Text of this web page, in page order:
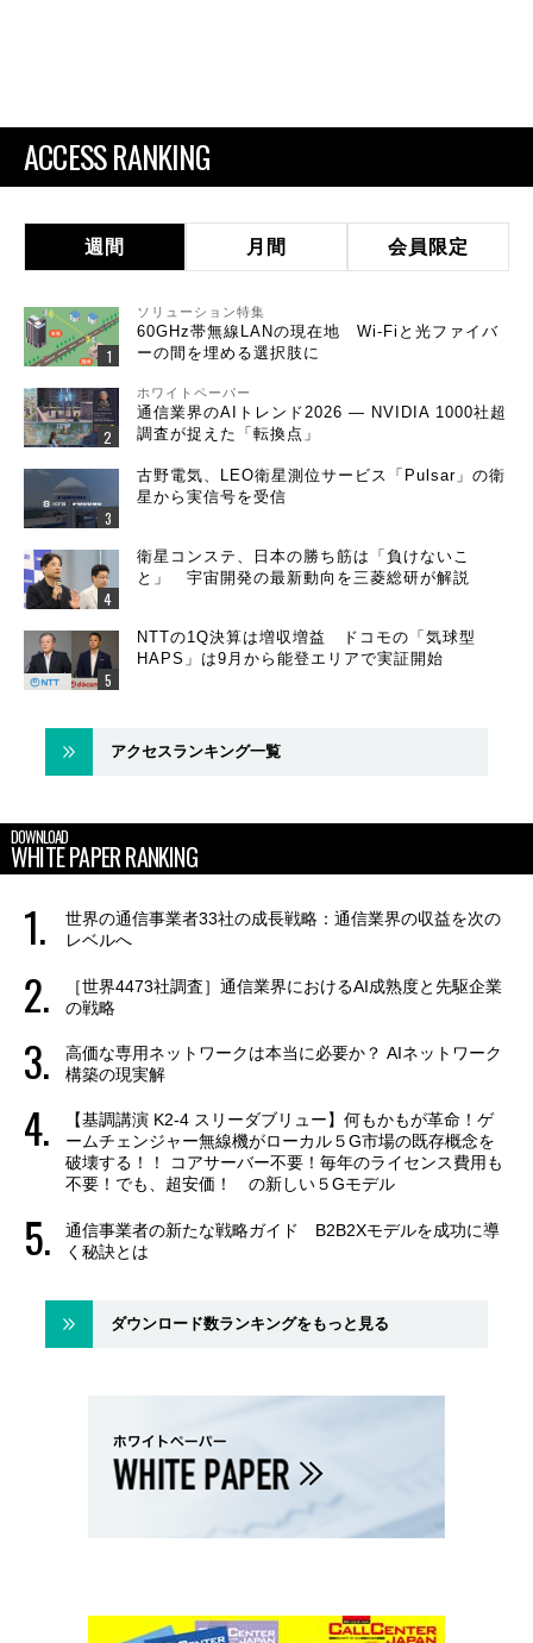
ACCESS RANKING
週間 月間 会員限定
ソリューション特集
60GHz帯無線LANの現在地 Wi-Fiと光ファイバ
ーの間を埋める選択肢に
ホワイトペーパー
通信業界のAIトレンド2026 ― NVIDIA 1000社超
調査が捉えた「転換点」
古野電気、LEO衛星測位サービス「Pulsar」の衛
星から実信号を受信
衛星コンステ、日本の勝ち筋は「負けないこ
と」 宇宙開発の最新動向を三菱総研が解説
NTTの1Q決算は増収増益 ドコモの「気球型
HAPS」は9月から能登エリアで実証開始
アクセスランキング一覧
DOWNLOAD
WHITE PAPER RANKING
世界の通信事業者33社の成長戦略：通信業界の収益を次の
レベルへ
［世界4473社調査］通信業界におけるAI成熟度と先駆企業
の戦略
高価な専用ネットワークは本当に必要か？ AIネットワーク
構築の現実解
【基調講演 K2-4 スリーダブリュー】何もかもが革命！ゲ
ームチェンジャー無線機がローカル５G市場の既存概念を
破壊する！！ コアサーバー不要！毎年のライセンス費用も
不要！でも、超安価！ の新しい５Gモデル
通信事業者の新たな戦略ガイド B2B2Xモデルを成功に導
く秘訣とは
ダウンロード数ランキングをもっと見る